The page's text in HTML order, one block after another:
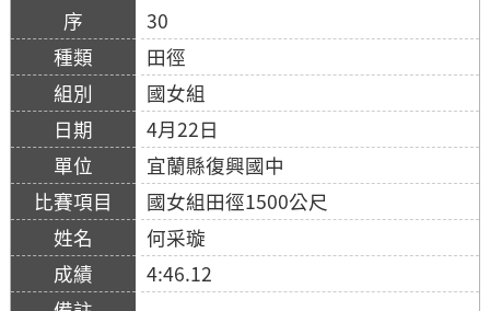
30
田徑
國女組
4月22日
宜蘭縣復興國中
國女組田徑1500公尺
何采璇
4:46.12